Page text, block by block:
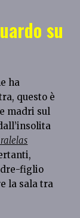
su
ha
questo è
madri sul
figlio
la sala tra